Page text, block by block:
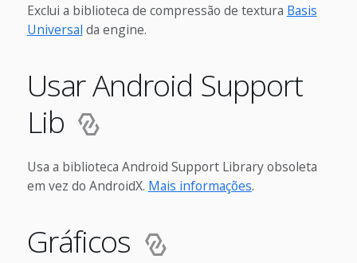
Exclui a biblioteca de compressão de textura Basis
Universal da engine.
Usar Android Support
Lib
Usa a biblioteca Android Support Library obsoleta
em vez do AndroidX. Mais informações.
Gráficos